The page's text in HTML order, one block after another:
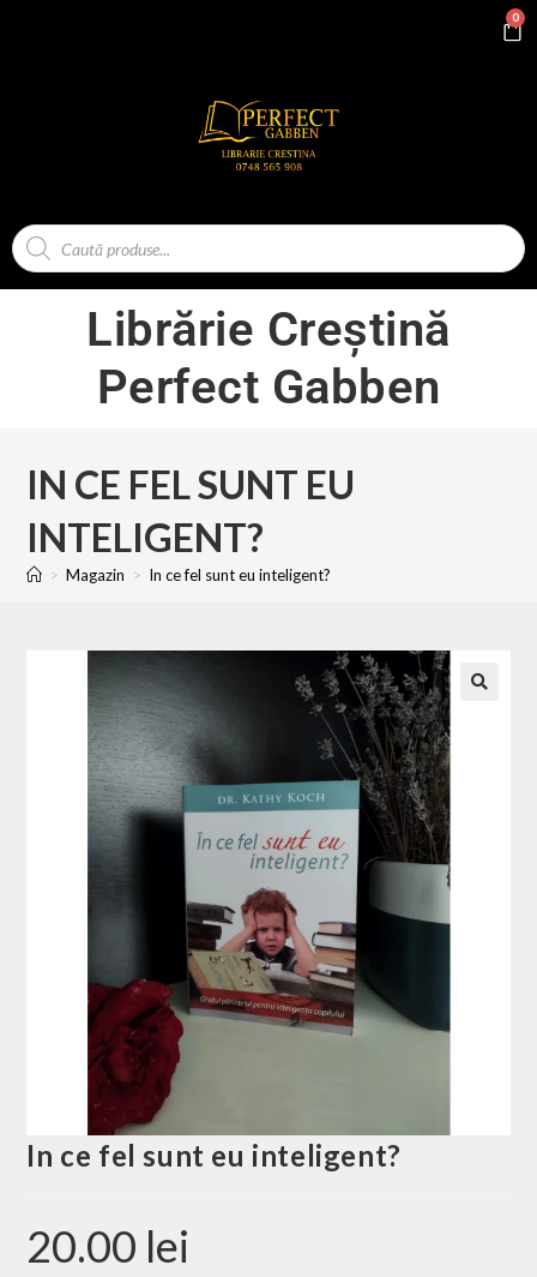
0
Librărie Creștină
Perfect Gabben
IN CE FEL SUNT EU
INTELIGENT?
> Magazin > In ce fel sunt eu inteligent?
In ce fel sunt eu inteligent?
20.00 lei